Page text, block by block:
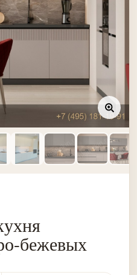
бежевых